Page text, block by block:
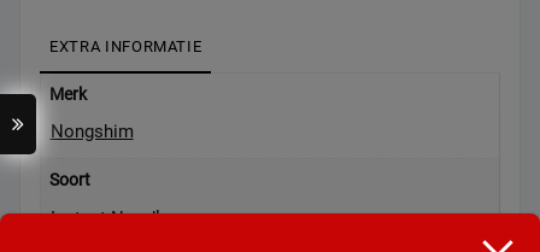
EXTRA INFORMATIE
Merk
Nongshim
Soort
Instant Noodles